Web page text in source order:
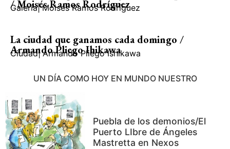
/ Moisés Ramos Rodríguez
Galería| Moisés Ramos Rodríguez
La ciudad que ganamos cada domingo /
Armando Pliego Ihikawa
Ciudad| Armando Pliego Ishikawa
UN DÍA COMO HOY EN MUNDO NUESTRO
Puebla de los demonios/El
Puerto LIbre de Ángeles
Mastretta en Nexos